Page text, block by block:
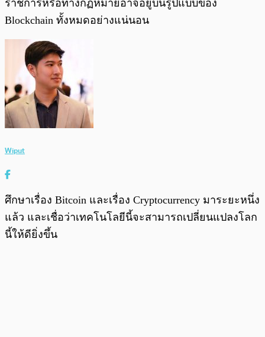
ราชการหรือทางกฏหมายอาจอยู่บนรูปแบบของ
Blockchain ทั้งหมดอย่างแน่นอน
Wiput
ศึกษาเรื่อง Bitcoin และเรื่อง Cryptocurrency มาระยะหนึ่ง
แล้ว และเชื่อว่าเทคโนโลยีนี้จะสามารถเปลี่ยนแปลงโลก
นี้ให้ดียิ่งขึ้น